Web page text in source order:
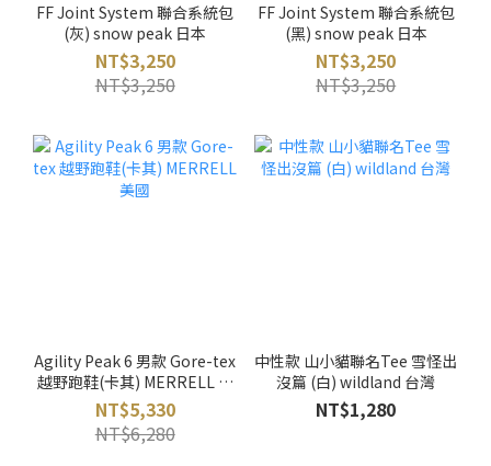
FF Joint System 聯合系統包
(灰) snow peak 日本
NT$3,250
NT$3,250
FF Joint System 聯合系統包
(黑) snow peak 日本
NT$3,250
NT$3,250
Agility Peak 6 男款 Gore-tex
越野跑鞋(卡其) MERRELL 美
國
NT$5,330
NT$6,280
中性款 山小貓聯名Tee 雪怪出
沒篇 (白) wildland 台灣
NT$1,280